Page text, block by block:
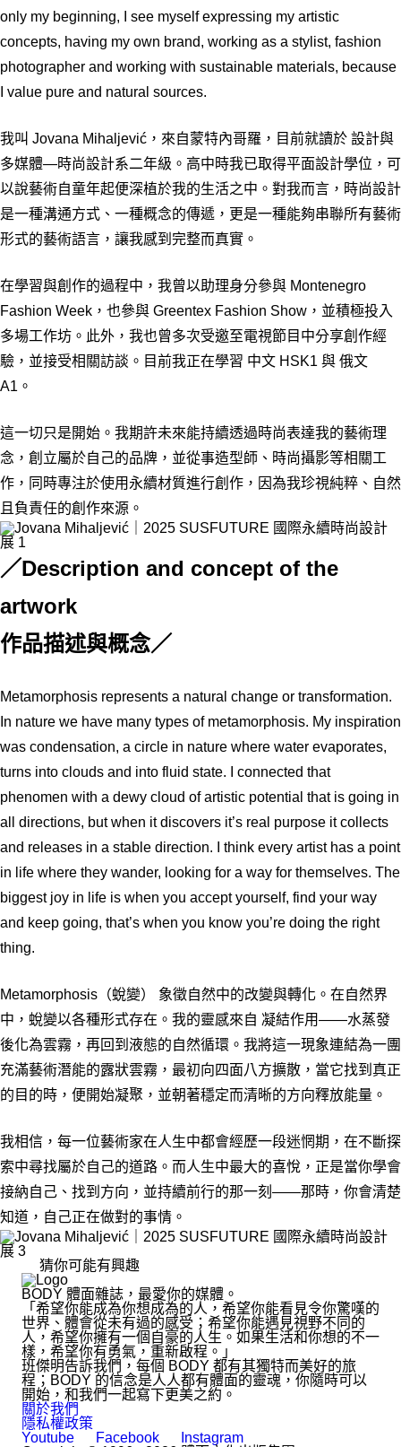
only my beginning, I see myself expressing my artistic
concepts, having my own brand, working as a stylist, fashion
photographer and working with sustainable materials, because
I value pure and natural sources.
我叫 Jovana Mihaljević，來自蒙特內哥羅，目前就讀於 設計與
多媒體—時尚設計系二年級。高中時我已取得平面設計學位，可
以說藝術自童年起便深植於我的生活之中。對我而言，時尚設計
是一種溝通方式、一種概念的傳遞，更是一種能夠串聯所有藝術
形式的藝術語言，讓我感到完整而真實。
在學習與創作的過程中，我曾以助理身分參與 Montenegro
Fashion Week，也參與 Greentex Fashion Show，並積極投入
多場工作坊。此外，我也曾多次受邀至電視節目中分享創作經
驗，並接受相關訪談。目前我正在學習 中文 HSK1 與 俄文
A1。
這一切只是開始。我期許未來能持續透過時尚表達我的藝術理
念，創立屬於自己的品牌，並從事造型師、時尚攝影等相關工
作，同時專注於使用永續材質進行創作，因為我珍視純粹、自然
且負責任的創作來源。
／Description and concept of the
artwork
作品描述與概念／
Metamorphosis represents a natural change or transformation.
In nature we have many types of metamorphosis. My inspiration
was condensation, a circle in nature where water evaporates,
turns into clouds and into fluid state. I connected that
phenomen with a dewy cloud of artistic potential that is going in
all directions, but when it discovers it’s real purpose it collects
and releases in a stable direction. I think every artist has a point
in life where they wander, looking for a way for themselves. The
biggest joy in life is when you accept yourself, find your way
and keep going, that’s when you know you’re doing the right
thing.
Metamorphosis（蛻變） 象徵自然中的改變與轉化。在自然界
中，蛻變以各種形式存在。我的靈感來自 凝結作用——水蒸發
後化為雲霧，再回到液態的自然循環。我將這一現象連結為一團
充滿藝術潛能的露狀雲霧，最初向四面八方擴散，當它找到真正
的目的時，便開始凝聚，並朝著穩定而清晰的方向釋放能量。
我相信，每一位藝術家在人生中都會經歷一段迷惘期，在不斷探
索中尋找屬於自己的道路。而人生中最大的喜悅，正是當你學會
接納自己、找到方向，並持續前行的那一刻——那時，你會清楚
知道，自己正在做對的事情。
猜你可能有興趣
BODY 體面雜誌，最愛你的媒體。
「希望你能成為你想成為的人，希望你能看見令你驚嘆的
世界、體會從未有過的感受；希望你能遇見視野不同的
人，希望你擁有一個自豪的人生。如果生活和你想的不一
樣，希望你有勇氣，重新啟程。」
班傑明告訴我們，每個 BODY 都有其獨特而美好的旅
程；BODY 的信念是人人都有體面的靈魂，你隨時可以
開始，和我們一起寫下更美之約。
關於我們
隱私權政策
Youtube
Facebook
Instagram